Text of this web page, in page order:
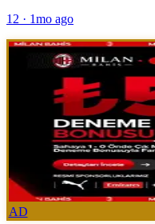
12 · 1mo ago
AD